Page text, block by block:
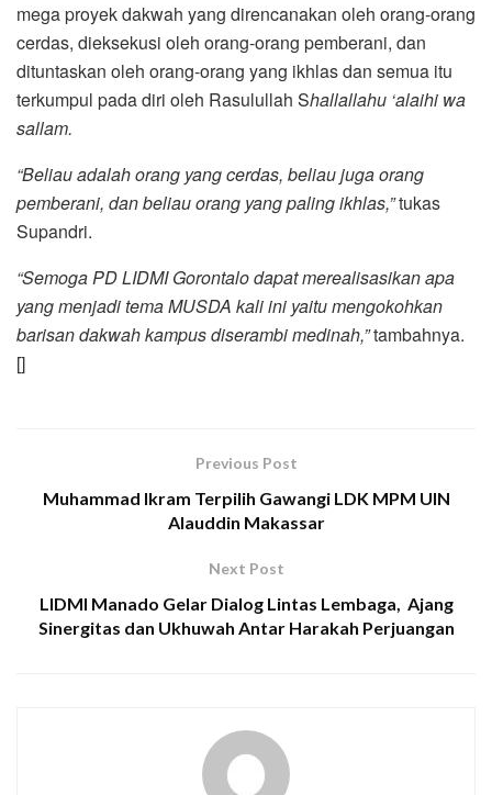
mega proyek dakwah yang direncanakan oleh orang-orang
cerdas, dieksekusi oleh orang-orang pemberani, dan
dituntaskan oleh orang-orang yang ikhlas dan semua itu
terkumpul pada diri oleh Rasulullah Shallallahu ‘alaihi wa
sallam.
“Beliau adalah orang yang cerdas, beliau juga orang
pemberani, dan beliau orang yang paling ikhlas,”tukas
Supandri.
“Semoga PD LIDMI Gorontalo dapat merealisasikan apa
yang menjadi tema MUSDA kali ini yaitu mengokohkan
barisan dakwah kampus diserambi medinah,”tambahnya.
[]
Previous Post
Muhammad Ikram Terpilih Gawangi LDK MPM UIN
Alauddin Makassar
Next Post
LIDMI Manado Gelar Dialog Lintas Lembaga, Ajang
Sinergitas dan Ukhuwah Antar Harakah Perjuangan